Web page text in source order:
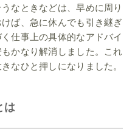
なときなどは、早めに周り
ば、急に休んでも引き継ぎ
仕事上の具体的なアドバイ
かなり解消しました。これ
なひと押しになりました。
は